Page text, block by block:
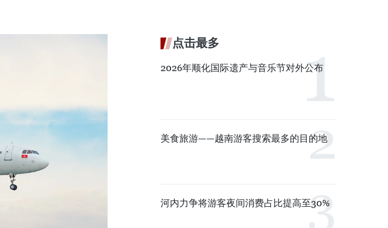
点击最多
2026年顺化国际遗产与音乐节对外公布
美食旅游——越南游客搜索最多的目的地
河内力争将游客夜间消费占比提高至30%